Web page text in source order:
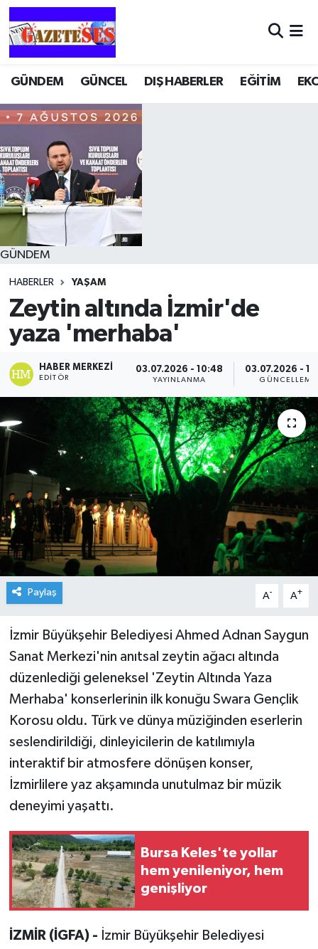
GÜNDEM GÜNCEL DIŞ HABERLER EĞİTİM
GÜNDEM
HABERLER YAŞAM
Zeytin altında İzmir'de
yaza 'merhaba'
HABER MERKEZI
EDITÖR
03.07.2026 - 10:48
YAYINLANMA
03.07.2026 -
GÜNCELLEME
Paylaş A- A+
İzmir Büyükşehir Belediyesi Ahmed Adnan Saygun
Sanat Merkezi'nin anıtsal zeytin ağacı altında
düzenlediği geleneksel 'Zeytin Altında Yaza
Merhaba' konserlerinin ilk konuğu Swara Gençlik
Korosu oldu. Türk ve dünya müziğinden eserlerin
seslendirildiği, dinleyicilerin de katılımıyla
interaktif bir atmosfere dönüşen konser,
İzmirlilere yaz akşamında unutulmaz bir müzik
deneyimi yaşattı.
Bursa Keles'te yollar
hem yenileniyor, hem
genişliyor
İZMİR (İGFA) - İzmir Büyükşehir Belediyesi